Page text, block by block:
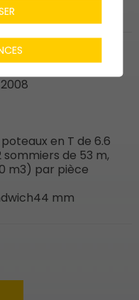
en T de 6.6
de 53 m,
m3) par pièce
44 mm